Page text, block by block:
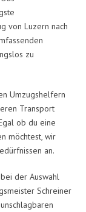
von Luzern nach
zu
Umzugshelfern
Transport
ob du eine
möchtest, wir
an.
der Auswahl
Schreiner